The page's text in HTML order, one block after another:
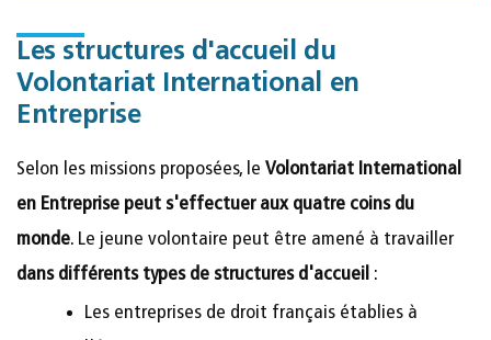
Les structures d'accueil du
Volontariat International en
Entreprise
Selon les missions proposées, le Volontariat International
en Entreprise peut s'effectuer aux quatre coins du
monde. Le jeune volontaire peut être amené à travailler
dans différents types de structures d'accueil :
Les entreprises de droit français établies à